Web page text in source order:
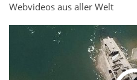
Webvideos aus aller Welt